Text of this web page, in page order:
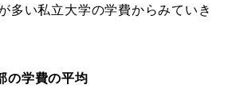
多い私立大学の学費からみていき
の学費の平均